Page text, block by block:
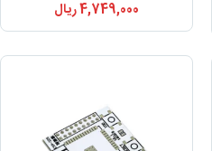
4,749,000ریال